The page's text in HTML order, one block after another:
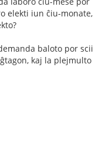
elekti iun ĉiu-monate,
baloto por scii
kaj la plejmulto